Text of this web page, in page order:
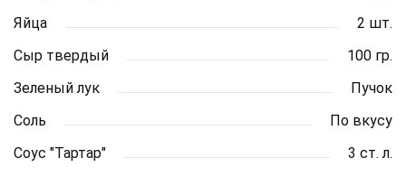
Яйца
2 шт.
Сыр твердый
100 гр.
Зеленый лук
Пучок
Соль
По вкусу
Соус "Тартар"
3 ст. л.